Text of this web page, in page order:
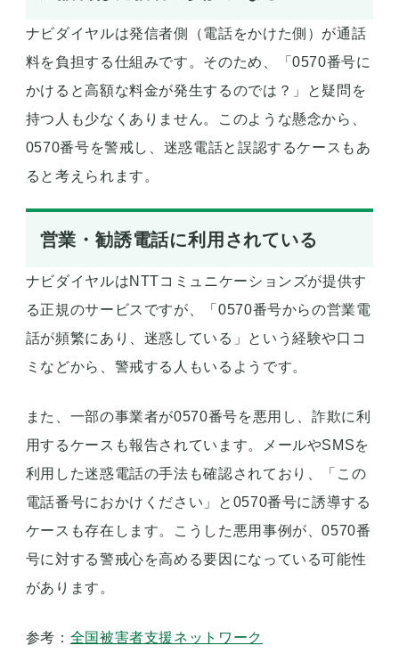
ナビダイヤルは発信者側（電話をかけた側）が通話
料を負担する仕組みです。そのため、「0570番号に
かけると高額な料金が発生するのでは？」と疑問を
持つ人も少なくありません。このような懸念から、
0570番号を警戒し、迷惑電話と誤認するケースもあ
ると考えられます。
営業・勧誘電話に利用されている
ナビダイヤルはNTTコミュニケーションズが提供す
る正規のサービスですが、「0570番号からの営業電
話が頻繁にあり、迷惑している」という経験や口コ
ミなどから、警戒する人もいるようです。
また、一部の事業者が0570番号を悪用し、詐欺に利
用するケースも報告されています。メールやSMSを
利用した迷惑電話の手法も確認されており、「この
電話番号におかけください」と0570番号に誘導する
ケースも存在します。こうした悪用事例が、0570番
号に対する警戒心を高める要因になっている可能性
があります。
参考： 全国被害者支援ネットワーク